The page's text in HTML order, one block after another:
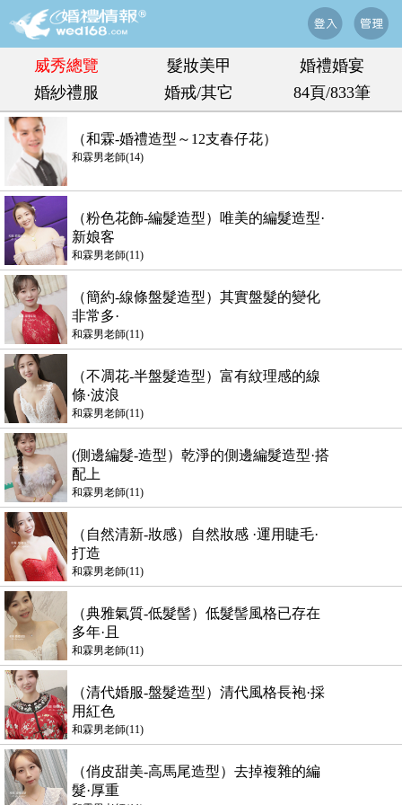
威秀總覽 髮妝美甲
婚禮婚宴
婚紗禮服
婚戒/其它 84頁/833筆
（和霖-婚禮造型～12支春仔花）
和霖男老師(14)
（粉色花飾-編髮造型）唯美的編髮造型·
新娘客
和霖男老師(11)
（簡約-線條盤髮造型）其實盤髮的變化
非常多·
和霖男老師(11)
（不凋花-半盤髮造型）富有紋理感的線
條·波浪
和霖男老師(11)
(側邊編髮-造型）乾淨的側邊編髮造型·搭
配上
和霖男老師(11)
（自然清新-妝感）自然妝感 ·運用睫毛·
打造
和霖男老師(11)
（典雅氣質-低髮髻）低髮髻風格已存在
多年·且
和霖男老師(11)
（清代婚服-盤髮造型）清代風格長袍·採
用紅色
和霖男老師(11)
（俏皮甜美-高馬尾造型）去掉複雜的編
髮·厚重